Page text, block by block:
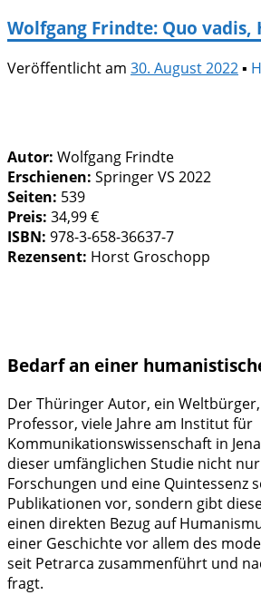
Wolfgang Frindte: Quo vadis,
Veröffentlicht am 30. August 2022▪
Autor: Wolfgang Frindte
Erschienen: Springer VS 2022
Seiten: 539
Preis: 34,99 €
ISBN: 978-3-658-36637-7
Rezensent: Horst Groschopp
Bedarf an einer
Der Thüringer Autor, ein
Professor, viele Jahre am Institut für
Kommunikationswissenschaft in
dieser umfänglichen Studie nicht
Forschungen und eine Quintessenz
Publikationen vor, sondern gibt
einen direkten Bezug auf
einer Geschichte vor allem des
seit Petrarca zusammenführt und
fragt.